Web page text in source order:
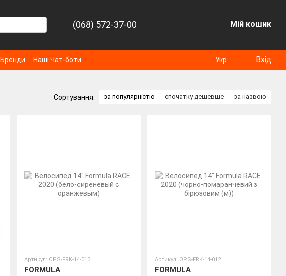
(068) 572-37-00 Мій кошик
Бренди Наші Чат-боти Укр Вхід
Сортування: за популярністю спочатку дешевше за назвою
Артикул: OPS-FRK-14-013
FORMULA
Артикул: OPS-FRK-14-012
FORMULA